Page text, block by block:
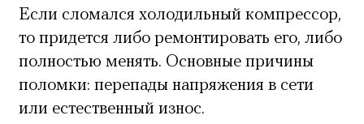
Если сломался холодильный компрессор,
то придется либо ремонтировать его, либо
полностью менять. Основные причины
поломки: перепады напряжения в сети
или естественный износ.